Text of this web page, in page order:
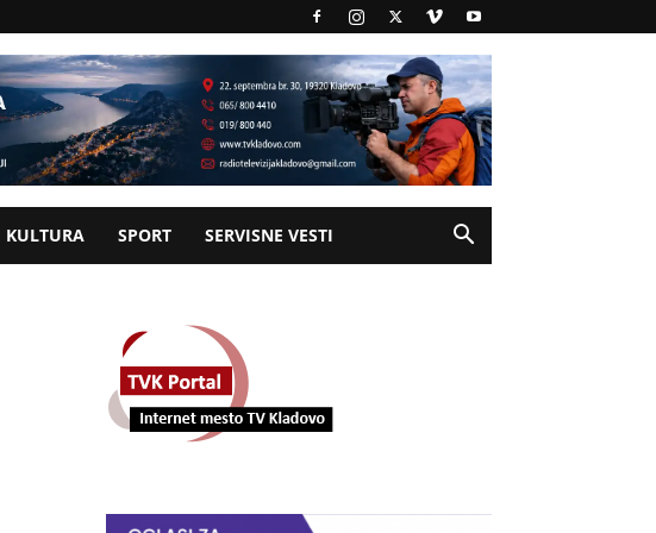
KULTURA SPORT SERVISNE VESTI